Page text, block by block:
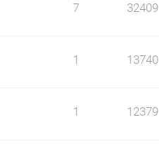
7 32409
1 13740
1 12379